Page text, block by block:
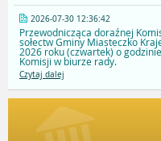
2026-07-30 12:36:42
Przewodnicząca doraźnej
sołectw Gminy Miasteczko
2026 roku (czwartek) o
Komisji w biurze rady.
Czytaj dalej